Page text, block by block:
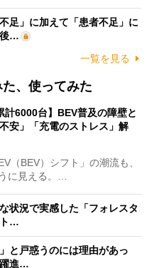
足」に加えて「患者不足」に
後…
一覧を見る
、使ってみた
計6000台】BEV普及の障壁と
安」「充電のストレス」解
（BEV）シフト」の潮流も、
に見える。…
状況で実感した「フォレスタ
…
と戸惑うのには理由があっ
進…